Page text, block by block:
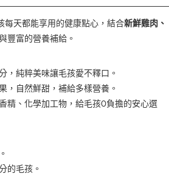
每天都能享用的健康點心，結合新鮮雞肉、
豐富的營養補給。
，純粹美味讓毛孩愛不釋口。
，自然鮮甜，補給多樣營養。
精、化學加工物，給毛孩0負擔的安心選
的毛孩。